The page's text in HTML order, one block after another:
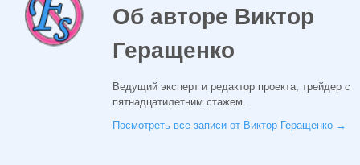
Об авторе Виктор
Геращенко
Ведущий эксперт и редактор проекта, трейдер с
пятнадцатилетним стажем.
Посмотреть все записи от Виктор Геращенко →